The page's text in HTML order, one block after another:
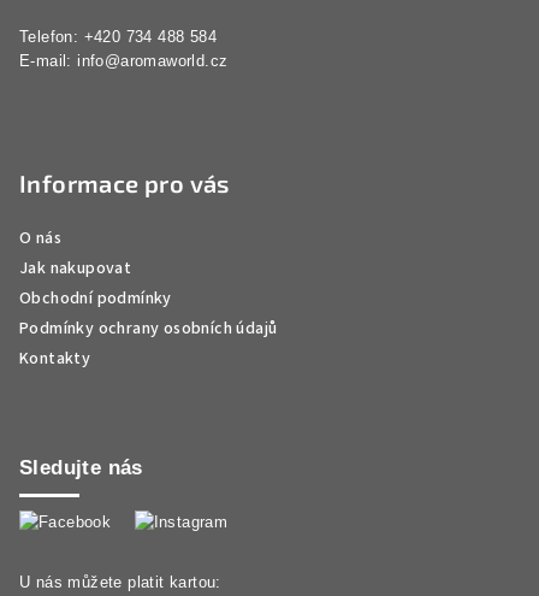
Telefon: +420 734 488 584
E-mail: info@aromaworld.cz
Informace pro vás
O nás
Jak nakupovat
Obchodní podmínky
Podmínky ochrany osobních údajů
Kontakty
Sledujte nás
U nás můžete platit kartou: